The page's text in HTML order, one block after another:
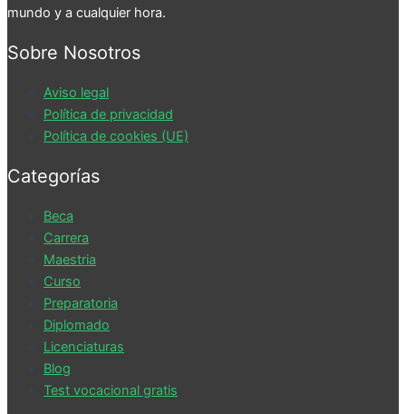
mundo y a cualquier hora.
Sobre Nosotros
Aviso legal
Política de privacidad
Política de cookies (UE)
Categorías
Beca
Carrera
Maestria
Curso
Preparatoria
Diplomado
Licenciaturas
Blog
Test vocacional gratis